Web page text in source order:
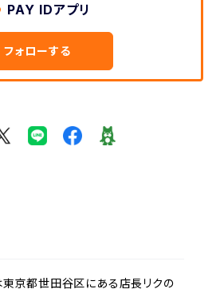
PAY IDアプリ
フォローする
京都世田谷区にある店長リクの